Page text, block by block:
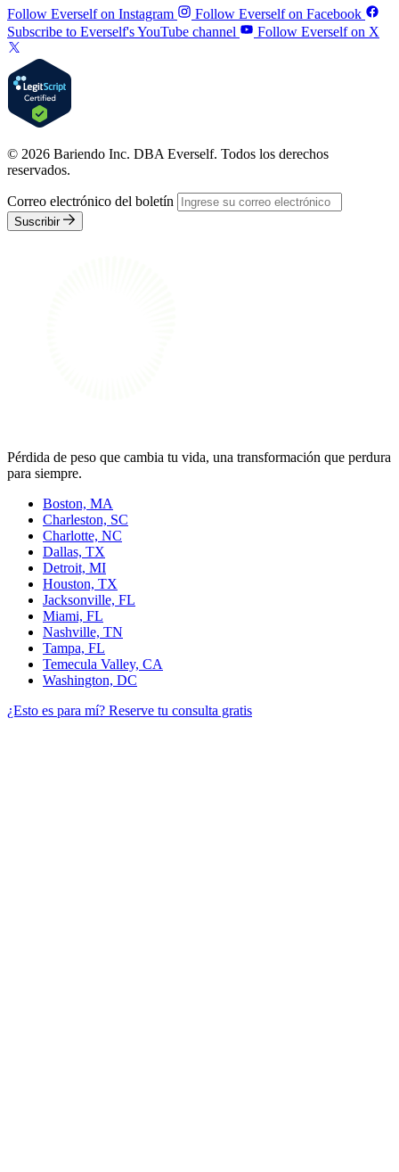
Follow Everself on Instagram
Follow Everself on Facebook
Subscribe to Everself's YouTube channel
Follow Everself on X
© 2026 Bariendo Inc. DBA Everself. Todos los derechos
reservados.
Correo electrónico del boletín
Suscribir
Pérdida de peso que cambia tu vida, una transformación que perdura
para siempre.
Boston, MA
Charleston, SC
Charlotte, NC
Dallas, TX
Detroit, MI
Houston, TX
Jacksonville, FL
Miami, FL
Nashville, TN
Tampa, FL
Temecula Valley, CA
Washington, DC
¿Esto es para mí? Reserve tu consulta gratis